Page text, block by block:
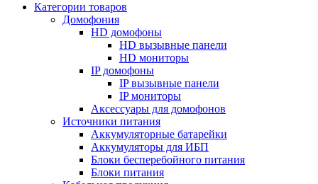
Категории товаров
Домофония
HD домофоны
HD вызывные панели
HD мониторы
IP домофоны
IP вызывные панели
IP мониторы
Аксессуары для домофонов
Источники питания
Аккумуляторные батарейки
Аккумуляторы для ИБП
Блоки бесперебойного питания
Блоки питания